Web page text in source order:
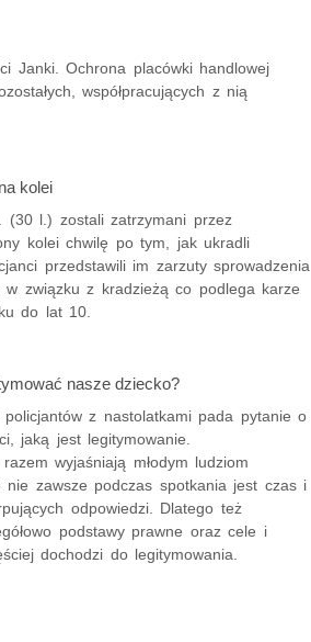
Janki. Ochrona placówki handlowej
współpracujących z nią
kolei
l.) zostali zatrzymani przez
kolei chwilę po tym, jak ukradli
przedstawili im zarzuty sprowadzenia
związku z kradzieżą co podlega karze
do lat 10.
nasze dziecko?
z nastolatkami pada pytanie o
jaką jest legitymowanie.
wyjaśniają młodym ludziom
nie zawsze podczas spotkania jest czas i
odpowiedzi. Dlatego też
podstawy prawne oraz cele i
dochodzi do legitymowania.